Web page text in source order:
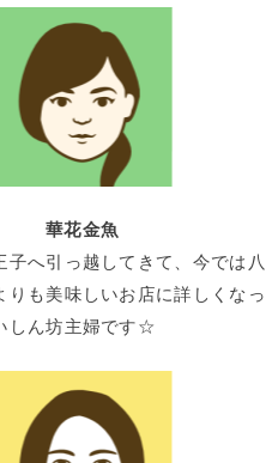
華花金魚
子へ引っ越してきて、今では八
りも美味しいお店に詳しくなっ
しん坊主婦です☆